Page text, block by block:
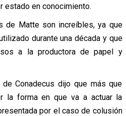
estado en conocimiento.
de Matte son increíbles, ya que
durante una década y que
a la productora de papel y
Conadecus dijo que más que
la forma en que va a actuar la
por el caso de colusión